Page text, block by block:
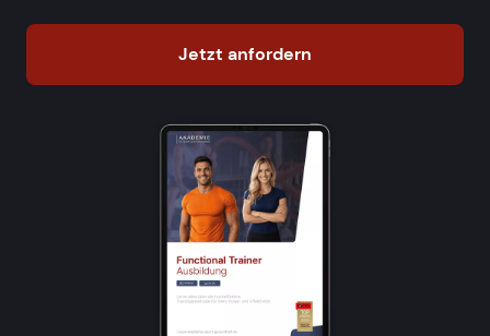
Jetzt anfordern